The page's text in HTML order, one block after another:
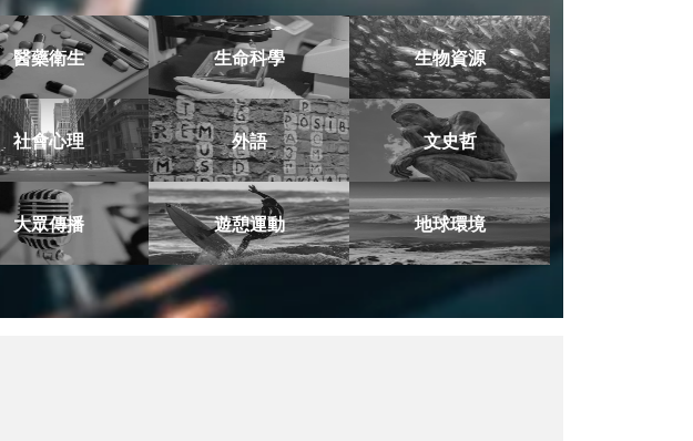
醫藥衛生 生命科學 生物資源
社會心理 外語 文史哲
大眾傳播 遊憩運動 地球環境